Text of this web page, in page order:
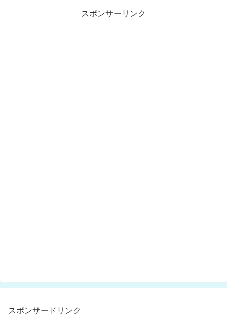
スポンサーリンク
スポンサードリンク